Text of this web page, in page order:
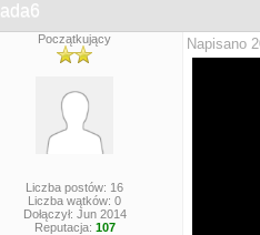
ada6
Początkujący
Liczba postów: 16
Liczba wątków: 0
Dołączył: Jun 2014
Reputacja: 107
Napisano